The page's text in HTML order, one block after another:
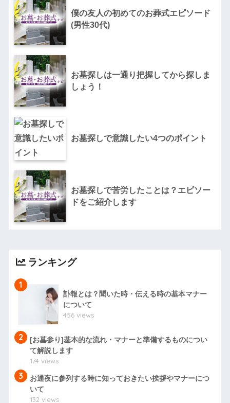
僕の友人の初めてのお葬式エピソード
(男性30代)
お墓探しは一通り把握してから探しま
しょう！
お墓探しで意識したい4つのポイント
お墓探しで苦労したことは？エピソー
ドをご紹介します
ランキング
1
訃報とは？聞いた時・伝える時の基本マナー
について
456 views
2
[お墓参り]基本的な流れ・マナーと準備するものについ
て解説します
174 views
3
お通夜に参列する時に知っておきたい挨拶やマナーにつ
いて
132 views